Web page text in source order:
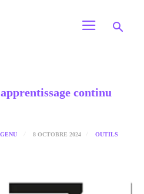
continu
8 OCTOBRE 2024 OUTILS